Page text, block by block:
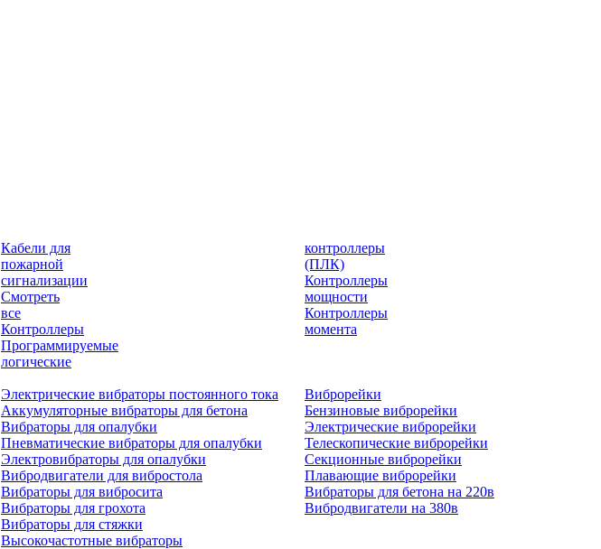
Кабели для
пожарной
сигнализации
Смотреть
все
Контроллеры
Программируемые
логические
контроллеры
(ПЛК)
Контроллеры
мощности
Контроллеры
момента
Электрические вибраторы постоянного тока
Аккумуляторные вибраторы для бетона
Вибраторы для опалубки
Пневматические вибраторы для опалубки
Электровибраторы для опалубки
Вибродвигатели для вибростола
Вибраторы для вибросита
Вибраторы для грохота
Вибраторы для стяжки
Высокочастотные вибраторы
Виброрейки
Бензиновые виброрейки
Электрические виброрейки
Телескопические виброрейки
Секционные виброрейки
Плавающие виброрейки
Вибраторы для бетона на 220в
Вибродвигатели на 380в